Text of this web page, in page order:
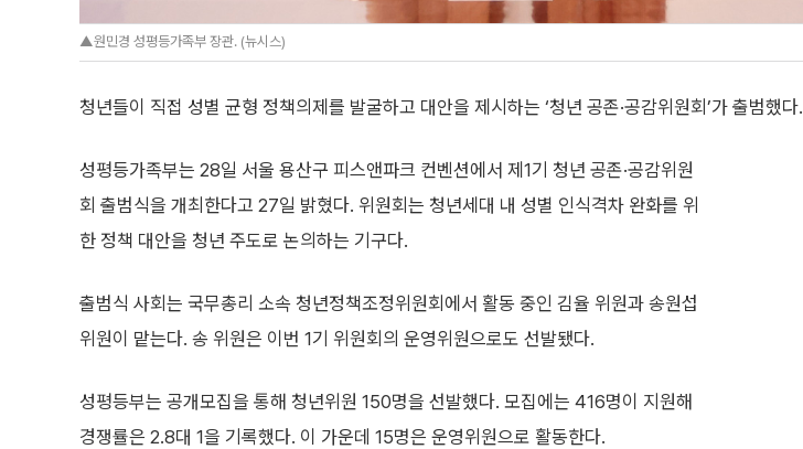
▲원민경 성평등가족부 장관. (뉴시스)
청년들이 직접 성별 균형 정책의제를 발굴하고 대안을 제시하는 ‘청년 공존·공감위원회’가 출범했다.
성평등가족부는 28일 서울 용산구 피스앤파크 컨벤션에서 제1기 청년 공존·공감위원
회 출범식을 개최한다고 27일 밝혔다. 위원회는 청년세대 내 성별 인식격차 완화를 위
한 정책 대안을 청년 주도로 논의하는 기구다.
출범식 사회는 국무총리 소속 청년정책조정위원회에서 활동 중인 김율 위원과 송원섭
위원이 맡는다. 송 위원은 이번 1기 위원회의 운영위원으로도 선발됐다.
성평등부는 공개모집을 통해 청년위원 150명을 선발했다. 모집에는 416명이 지원해
경쟁률은 2.8대 1을 기록했다. 이 가운데 15명은 운영위원으로 활동한다.